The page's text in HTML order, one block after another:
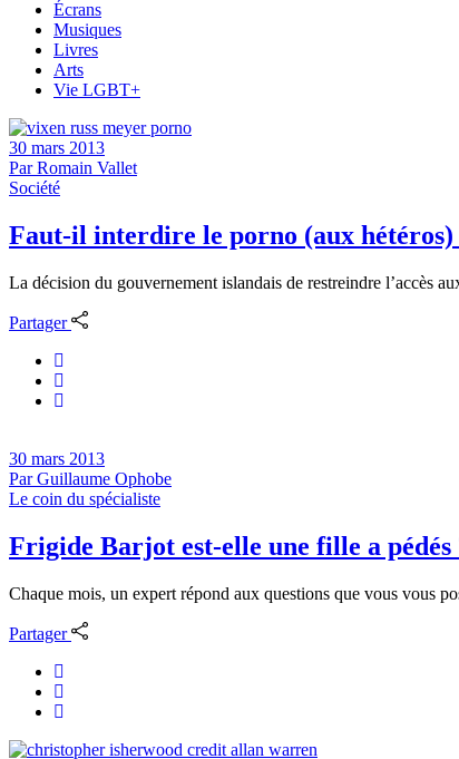
Écrans
Musiques
Livres
Arts
Vie LGBT+
30 mars 2013
ParRomain Vallet
Société
Faut-il interdire le porno (aux hétéros)
La décision du gouvernement islandais de restreindre l’accès
Partager
30 mars 2013
ParGuillaume Ophobe
Le coin du spécialiste
Frigide Barjot est-elle une fille a pédés
Chaque mois, un expert répond aux questions que vous vous
Partager